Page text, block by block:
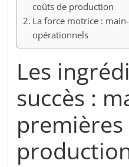
coûts de production
La force motrice :
opérationnels
Les
succès :